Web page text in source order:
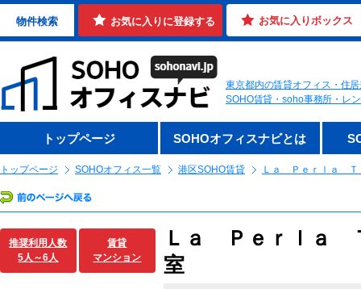
物件検索 お気に入りに登録する お気に入りボックス
東京都内の賃貸オフィス・住
SOHO賃貸・soho事務所・レ
トップページ SOHOオフィスナビとは
トップページ SOHOオフィス一覧 港区SOHO賃貸 Ｌａ Ｐｅｒｌａ Ｔ
推奨利用人数
5人～6人
賃貸
マンション
Ｌａ Ｐｅｒｌａ
室